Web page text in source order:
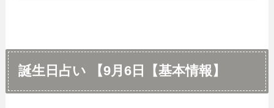
誕生日占い 【9月6日【基本情報】